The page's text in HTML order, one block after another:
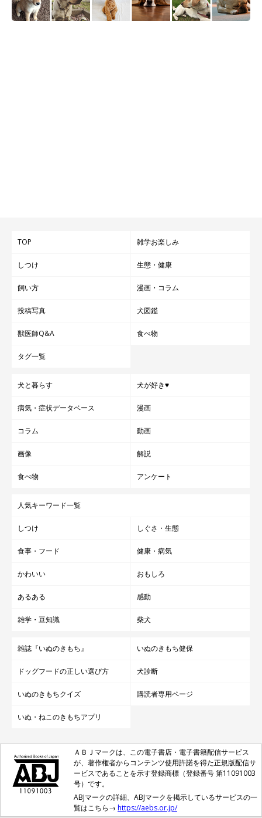
TOP 雑学お楽しみ
しつけ 生態・健康
飼い方 漫画・コラム
投稿写真 犬図鑑
獣医師Q&A 食べ物
タグ一覧
犬と暮らす 犬が好き♥
病気・症状データベース 漫画
コラム 動画
画像 解説
食べ物 アンケート
人気キーワード一覧
しつけ しぐさ・生態
食事・フード 健康・病気
かわいい おもしろ
あるある 感動
雑学・豆知識 柴犬
雑誌『いぬのきもち』 いぬのきもち健保
ドッグフードの正しい選び方 犬診断
いぬのきもちクイズ 購読者専用ページ
いぬ・ねこのきもちアプリ
ＡＢＪマークは、この電子書店・電子書籍配信サービス
が、著作権者からコンテンツ使用許諾を得た正規版配信サ
ービスであることを示す登録商標（登録番号 第11091003
号）です。
ABJマークの詳細、ABJマークを掲示しているサービスの一
覧はこちら→ https://aebs.or.jp/